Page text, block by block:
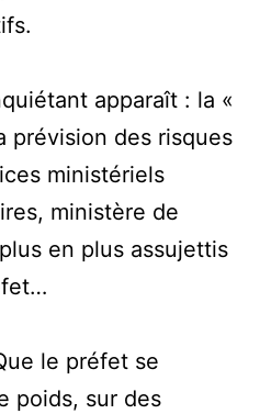
apparaît : la «
prévision des risques
ministériels
ministère de
en plus assujettis
le préfet se
poids, sur des